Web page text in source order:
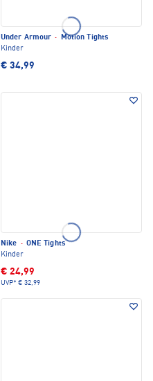
Under Armour ·
Motion Tights
Kinder
€ 34,99
Nike · ONE Tights
Kinder
€ 24,99
UVP* € 32,99